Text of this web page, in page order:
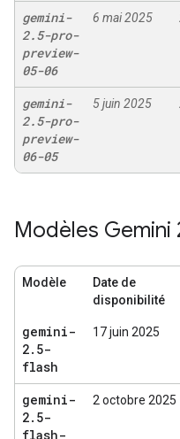
gemini-
2.5-pro-
preview-
05-06
6 mai 2025
gemini-
2.5-pro-
preview-
06-05
5 juin 2025
Modèles Gemini
Modèle
Date de
disponibilité
gemini-
2. 5-
flash
17 juin 2025
gemini-
2. 5-
flash-
2 octobre 2025